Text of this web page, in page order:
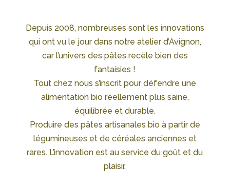
Depuis 2008, nombreuses sont les innovations
qui ont vu le jour dans notre atelier d’Avignon,
car l’univers des pâtes recèle bien des
fantaisies !
Tout chez nous s’inscrit pour défendre une
alimentation bio réellement plus saine,
équilibrée et durable.
Produire des pâtes artisanales bio à partir de
légumineuses et de céréales anciennes et
rares. L’innovation est au service du goût et du
plaisir.